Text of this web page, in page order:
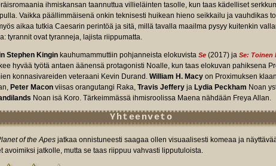
ihmiskansan taannuttua villieläinten tasolle, kun taas kädelliset
Vaikka päällimmäisenä onkin teknisesti huikean hieno seikkailu ja vauhdikas
aikaa tutkia Caesarin perintöä ja sitä, millä tavalla maailma pysyy kuitenkin
tyrannit ovat tyranneja, lajista riippumatta.
Stephen Kingin kauhumammuttiin pohjanneista elokuvista Se (2017) ja Se: Toinen
hyvää työtä antaen äänensä protagonisti Noalle, kun taas elokuvan pahiksena
konnasivareiden veteraani Kevin Durand. William H. Macy on Proximuksen
Peter Macon viisas orangutangi Raka, Travis Jeffery ja Lydia Peckham Noan
Noan isä Koro. Tärkeimmässä ihmisroolissa Maena nähdään Freya Allan.
Yhteenveto
of the Apes jatkaa onnistuneesti saagaa ollen visuaalisesti komeaa ja
avoimiksi jatkolle, mutta se taas riippuu vahvasti lipputuloista.